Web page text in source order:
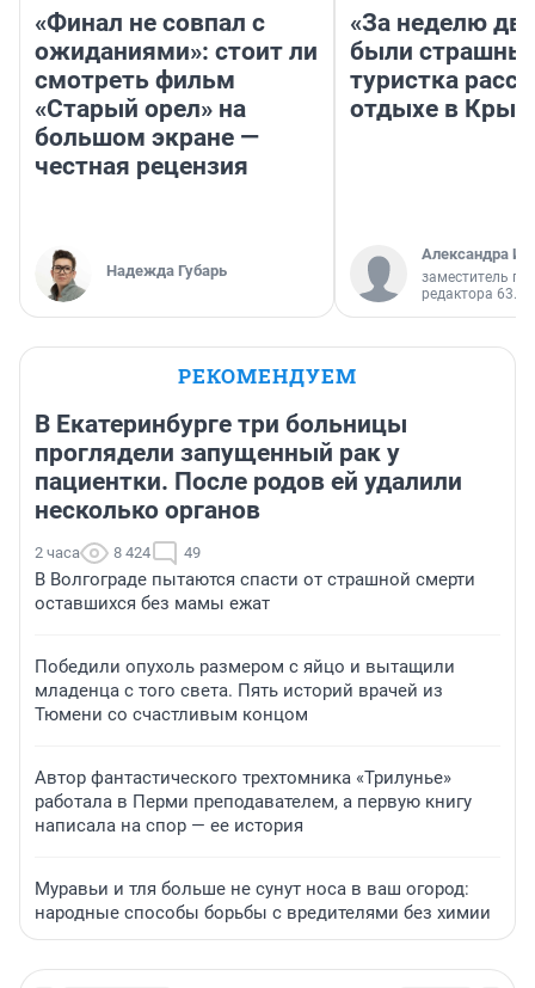
«Финал не совпал с
ожиданиями»: стоит ли
смотреть фильм
«Старый орел» на
большом экране —
честная рецензия
Надежда Губарь
«За неделю
были
туристка
отдыхе в
Александра
заместитель
редактора 63.RU
РЕКОМЕНДУЕМ
В Екатеринбурге три больницы
проглядели запущенный рак у
пациентки. После родов ей удалили
несколько органов
2 часа 8 424 49
В Волгограде пытаются спасти от страшной смерти
оставшихся без мамы ежат
Победили опухоль размером с яйцо и вытащили
младенца с того света. Пять историй врачей из
Тюмени со счастливым концом
Автор фантастического трехтомника «Трилунье»
работала в Перми преподавателем, а первую книгу
написала на спор — ее история
Муравьи и тля больше не сунут носа в ваш огород:
народные способы борьбы с вредителями без химии